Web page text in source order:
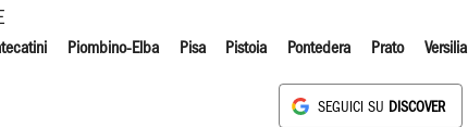
Piombino-Elba Pisa Pistoia Pontedera Prato Versilia
SEGUICI SU DISCOVER